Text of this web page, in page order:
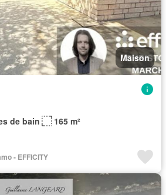
Maison
de bain
165 m²
- EFFICITY